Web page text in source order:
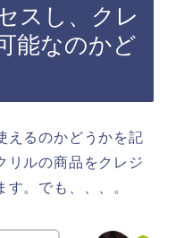
スし、クレ
能なのかど
えるのかどうかを記
リルの商品をクレジ
。でも、、、。